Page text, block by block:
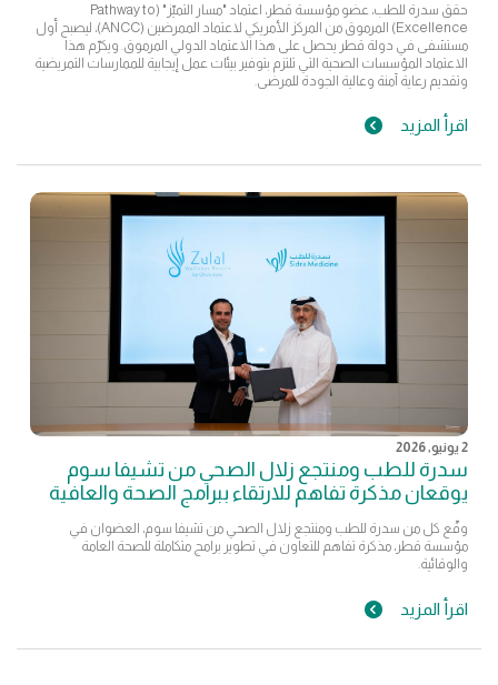
حقق سدرة للطب، عضو مؤسسة قطر، اعتماد "مسار التميّز" (Pathway to
Excellence) المرموق من المركز الأمريكي لاعتماد الممرضين (ANCC)، ليصبح أول
مستشفى في دولة قطر يحصل على هذا الاعتماد الدولي المرموق. ويكرّم هذا
الاعتماد المؤسسات الصحية التي تلتزم بتوفير بيئات عمل إيجابية للممارسات التمريضية
وتقديم رعاية آمنة وعالية الجودة للمرضى.
اقرأ المزيد
2 يونيو, 2026
سدرة للطب ومنتجع زلال الصحي من تشيفا سوم
يوقعان مذكرة تفاهم للارتقاء ببرامج الصحة والعافية
وقّع كل من سدرة للطب ومنتجع زلال الصحي من تشيفا سوم، العضوان في
مؤسسة قطر، مذكرة تفاهم للتعاون في تطوير برامج متكاملة للصحة العامة
والوقائية.
اقرأ المزيد